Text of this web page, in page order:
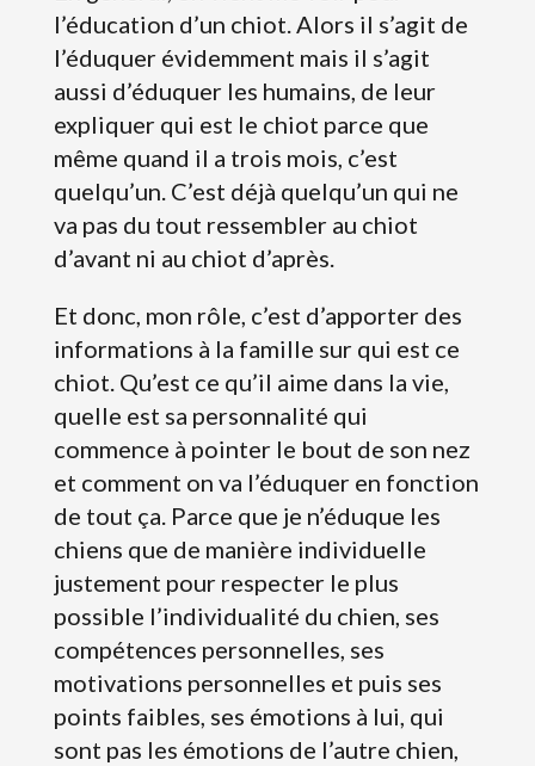
l’éducation d’un chiot. Alors il s’agit de
l’éduquer évidemment mais il s’agit
aussi d’éduquer les humains, de leur
expliquer qui est le chiot parce que
même quand il a trois mois, c’est
quelqu’un. C’est déjà quelqu’un qui ne
va pas du tout ressembler au chiot
d’avant ni au chiot d’après.
Et donc, mon rôle, c’est d’apporter des
informations à la famille sur qui est ce
chiot. Qu’est ce qu’il aime dans la vie,
quelle est sa personnalité qui
commence à pointer le bout de son nez
et comment on va l’éduquer en fonction
de tout ça. Parce que je n’éduque les
chiens que de manière individuelle
justement pour respecter le plus
possible l’individualité du chien, ses
compétences personnelles, ses
motivations personnelles et puis ses
points faibles, ses émotions à lui, qui
sont pas les émotions de l’autre chien,